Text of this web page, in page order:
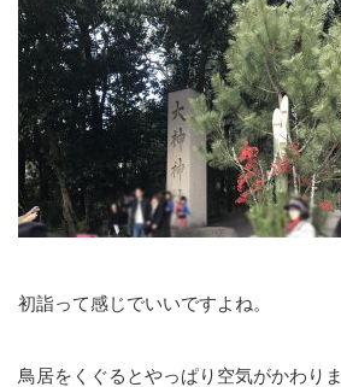
初詣って感じでいいですよね。
鳥居をくぐるとやっぱり空気がかわりま